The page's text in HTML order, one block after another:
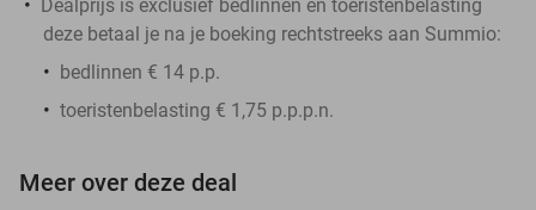
Dealprijs is exclusief bedlinnen en toeristenbelasting
deze betaal je na je boeking rechtstreeks aan Summio:
bedlinnen € 14 p.p.
toeristenbelasting € 1,75 p.p.p.n.
Meer over deze deal